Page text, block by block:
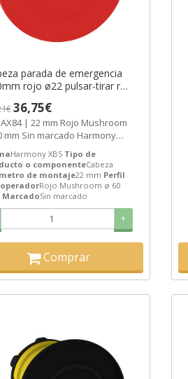
parada de emergencia
rojo ø22 pulsar-tirar ref.
3-6 SEMANAS]
36,75€
| 22 mm Rojo Mushroom
mm Sin marcado Harmony
Harmony XB5 Tipo de
o componenteCabeza
de montaje22 mm Perfil
Rojo Mushroom ø 60
MarcadoSin marcado
+
Comprar